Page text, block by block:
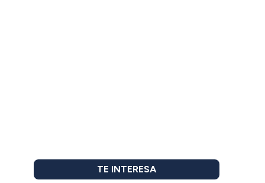
TE INTERESA